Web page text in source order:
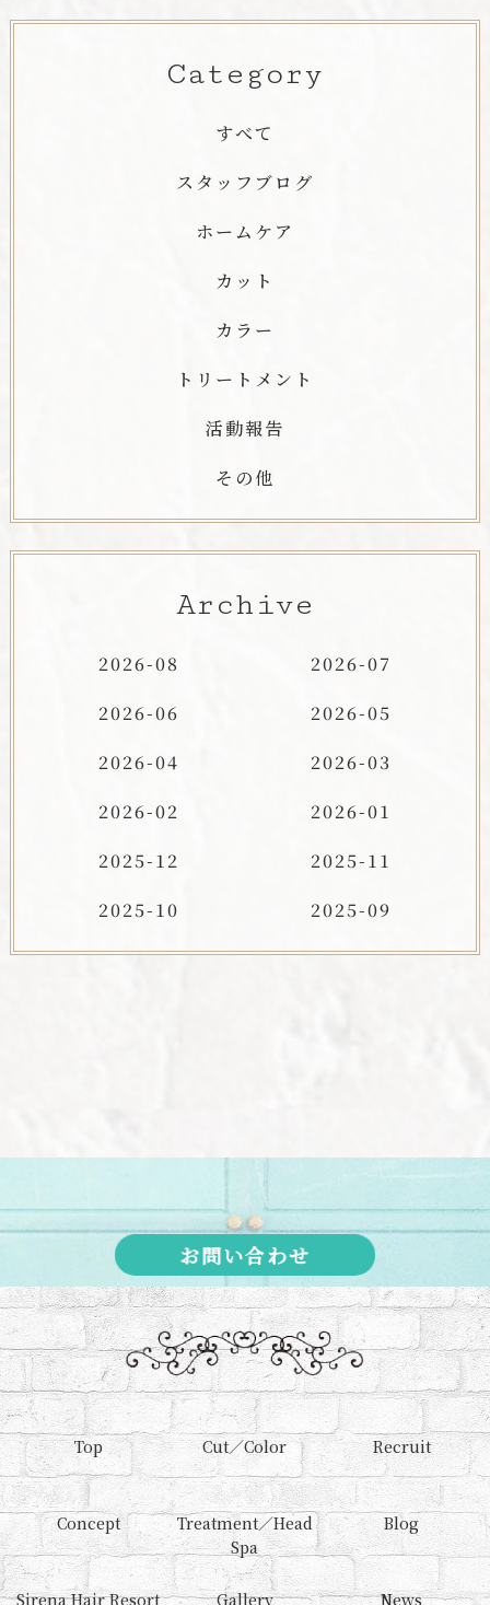
Category
すべて
スタッフブログ
ホームケア
カット
カラー
トリートメント
活動報告
その他
Archive
2026-08
2026-07
2026-06
2026-05
2026-04
2026-03
2026-02
2026-01
2025-12
2025-11
2025-10
2025-09
お問い合わせ
Top
Concept
Sirena Hair Resort
Cut／Color
Treatment／Head
Spa
Gallery
Recruit
Blog
News